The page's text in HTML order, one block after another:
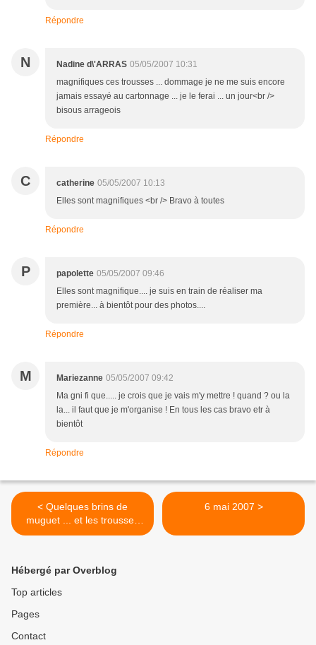
Répondre
N Nadine d\'ARRAS 05/05/2007 10:31
magnifiques ces trousses ... dommage je ne me suis encore
jamais essayé au cartonnage ... je le ferai ... un jour<br />
bisous arrageois
Répondre
C catherine 05/05/2007 10:13
Elles sont magnifiques <br /> Bravo à toutes
Répondre
P papolette 05/05/2007 09:46
Elles sont magnifique.... je suis en train de réaliser ma
première... à bientôt pour des photos....
Répondre
M Mariezanne 05/05/2007 09:42
Ma gni fi que..... je crois que je vais m'y mettre ! quand ? ou la
la... il faut que je m'organise ! En tous les cas bravo etr à
bientôt
Répondre
< Quelques brins de
muguet ... et les trousses
de Didine !!!
6 mai 2007 >
Hébergé par Overblog
Top articles
Pages
Contact